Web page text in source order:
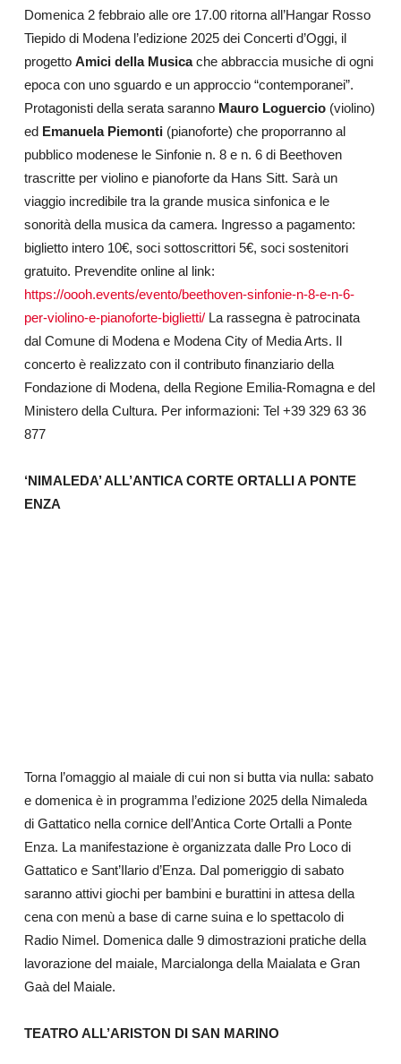
Domenica 2 febbraio alle ore 17.00 ritorna all’Hangar Rosso
Tiepido di Modena l’edizione 2025 dei Concerti d’Oggi, il
progetto Amici della Musicache abbraccia musiche di ogni
epoca con uno sguardo e un approccio “contemporanei”.
Protagonisti della serata saranno Mauro Loguercio(violino)
ed Emanuela Piemonti(pianoforte) che proporranno al
pubblico modenese le Sinfonie n. 8 e n. 6 di Beethoven
trascritte per violino e pianoforte da Hans Sitt. Sarà un
viaggio incredibile tra la grande musica sinfonica e le
sonorità della musica da camera. Ingresso a pagamento:
biglietto intero 10€, soci sottoscrittori 5€, soci sostenitori
gratuito. Prevendite online al link:
https://oooh.events/evento/beethoven-sinfonie-n-8-e-n-6-
per-violino-e-pianoforte-biglietti/La rassegna è patrocinata
dal Comune di Modena e Modena City of Media Arts. Il
concerto è realizzato con il contributo finanziario della
Fondazione di Modena, della Regione Emilia-Romagna e del
Ministero della Cultura. Per informazioni: Tel +39 329 63 36
877
‘NIMALEDA’ ALL’ANTICA CORTE ORTALLI A PONTE
ENZA
Torna l’omaggio al maiale di cui non si butta via nulla: sabato
e domenica è in programma l’edizione 2025 della Nimaleda
di Gattatico nella cornice dell’Antica Corte Ortalli a Ponte
Enza. La manifestazione è organizzata dalle Pro Loco di
Gattatico e Sant’Ilario d’Enza. Dal pomeriggio di sabato
saranno attivi giochi per bambini e burattini in attesa della
cena con menù a base di carne suina e lo spettacolo di
Radio Nimel. Domenica dalle 9 dimostrazioni pratiche della
lavorazione del maiale, Marcialonga della Maialata e Gran
Gaà del Maiale.
TEATRO ALL’ARISTON DI SAN MARINO